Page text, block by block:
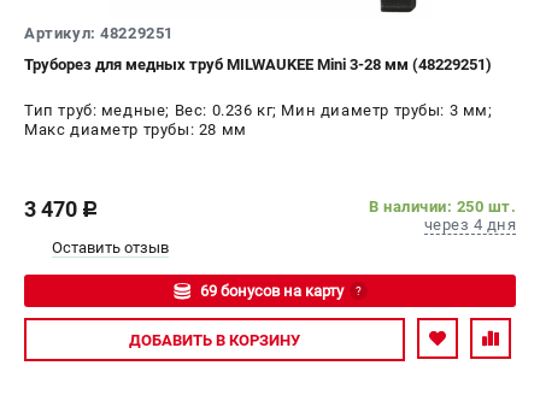
СЕРВИС
ПОДДЕРЖКА
Нашли дешевле?
Как нас найти
ИНФОРМАЦИЯ
Артикул: 48229251
Труборез для медных труб MILWAUKEE Mini 3-28 мм (48229251)
Тип труб: медные; Вес: 0.236 кг; Мин диаметр трубы: 3 мм;
Макс диаметр трубы: 28 мм
3 470 c
В наличии: 250 шт.
через 4 дня
Оставить отзыв
69 бонусов на карту ?
Авторизуйтесь
ДОБАВИТЬ В КОРЗИНУ